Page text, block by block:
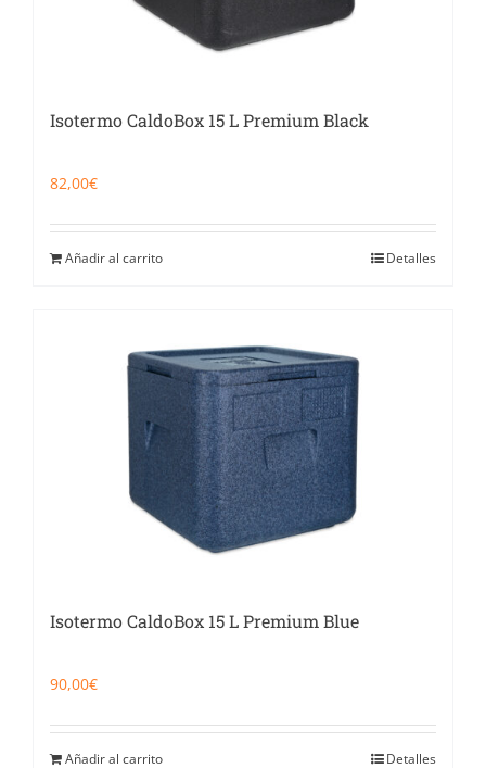
Isotermo CaldoBox 15 L Premium Black
82,00€
Añadir al carrito Detalles
Isotermo CaldoBox 15 L Premium Blue
90,00€
Añadir al carrito Detalles